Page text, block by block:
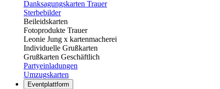
Danksagungskarten Trauer
Sterbebilder
Beileidskarten
Fotoprodukte Trauer
Leonie Jung x kartenmacherei
Individuelle Grußkarten
Grußkarten Geschäftlich
Partyeinladungen
Umzugskarten
Eventplattform